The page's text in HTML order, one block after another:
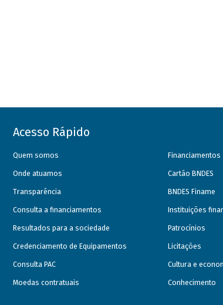
Acesso Rápido
Quem somos
Onde atuamos
Transparência
Consulta a financiamentos
Resultados para a sociedade
Credenciamento de Equipamentos
Consulta PAC
Moedas contratuais
Financiamentos
Cartão BNDES
BNDES Finame
Instituições
Patrocínios
Licitações
Cultura e
Conhecimento